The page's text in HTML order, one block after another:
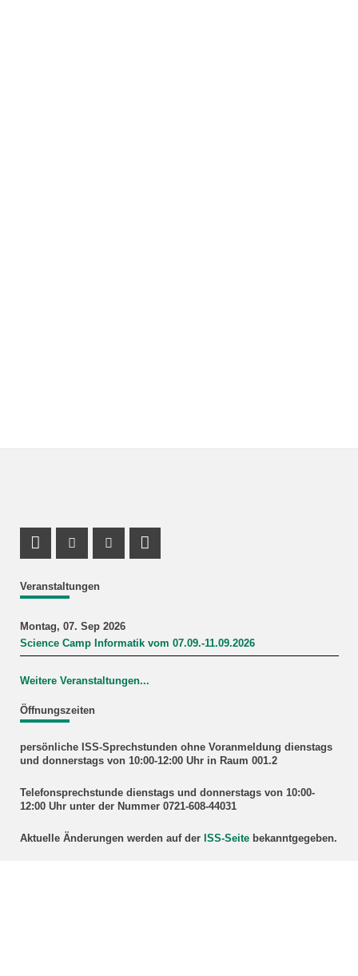
Veranstaltungen
Montag, 07. Sep 2026
Science Camp Informatik vom 07.09.-11.09.2026
Weitere Veranstaltungen...
Öffnungszeiten
persönliche ISS-Sprechstunden ohne Voranmeldung dienstags
und donnerstags von 10:00-12:00 Uhr in Raum 001.2
Telefonsprechstunde dienstags und donnerstags von 10:00-
12:00 Uhr unter der Nummer 0721-608-44031
Aktuelle Änderungen werden auf der ISS-Seite bekanntgegeben.
Profil Mastodon
Instagram Profil
Youtube Profil
LinkedIn Profil